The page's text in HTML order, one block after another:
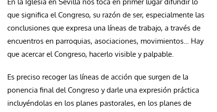
que significa el Congreso, su razón de ser, especialmente las
conclusiones que expresa una líneas de trabajo, a través de
encuentros en parroquias, asociaciones, movimientos… Hay
que acercar el Congreso, hacerlo visible y palpable.
Es preciso recoger las líneas de acción que surgen de la
ponencia final del Congreso y darle una expresión práctica
incluyéndolas en los planes pastorales, en los planes de